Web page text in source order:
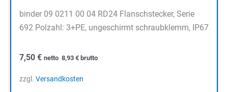
binder 09 0211 00 04 RD24 Flanschstecker, Serie
692 Polzahl: 3+PE, ungeschirmt schraubklemm, IP67
7,50 € netto 8,93 € brutto
zzgl. Versandkosten